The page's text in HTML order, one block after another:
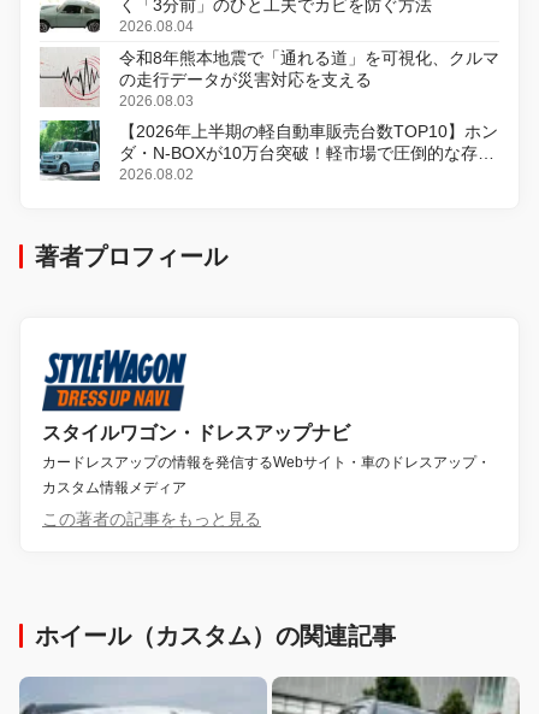
く「3分前」のひと工夫でカビを防ぐ方法
2026.08.04
令和8年熊本地震で「通れる道」を可視化、クルマ
の走行データが災害対応を支える
2026.08.03
【2026年上半期の軽自動車販売台数TOP10】ホン
ダ・N-BOXが10万台突破！軽市場で圧倒的な存在
感
2026.08.02
著者プロフィール
スタイルワゴン・ドレスアップナビ
カードレスアップの情報を発信するWebサイト・車のドレスアップ・
カスタム情報メディア
この著者の記事をもっと見る
ホイール（カスタム）の関連記事